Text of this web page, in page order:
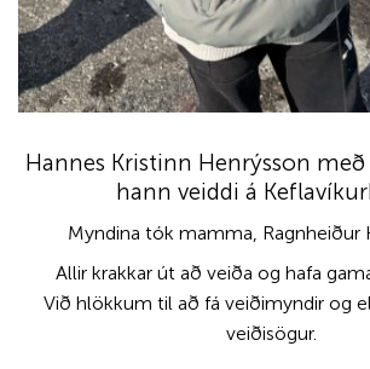
Hannes Kristinn Henrýsson
hann veiddi á
Myndina tók mamma, Ragnheiður
Allir krakkar út að veiða og hafa
Við hlökkum til að fá veiðimyndir og
veiðisögur.